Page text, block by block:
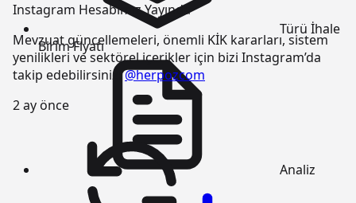
Instagram Hesabımız Yayında
Mevzuat güncellemeleri, önemli KİK kararları, sistem
yenilikleri ve sektörel içerikler için bizi Instagram’da
takip edebilirsiniz:@herpozcom
2 ay önce
Türü İhale
Birim Fiyatı
Analiz